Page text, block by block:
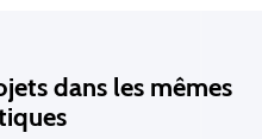
dans les mêmes